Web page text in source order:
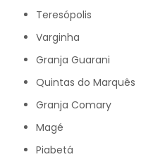
Teresópolis
Varginha
Granja Guarani
Quintas do Marquês
Granja Comary
Magé
Piabetá